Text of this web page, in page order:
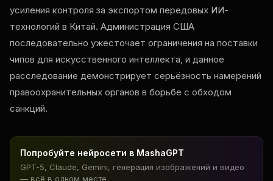
усиления контроля за экспортом передовых ИИ-
технологий в Китай. Администрация США
последовательно ужесточает ограничения на поставки
чипов для искусственного интеллекта, и данное
расследование демонстрирует серьёзность намерений
правоохранительных органов в борьбе с обходом
санкций.
Попробуйте нейросети в MashaGPT
GPT-5, Claude, Gemini, генерация изображений и видео
— всё в одном месте